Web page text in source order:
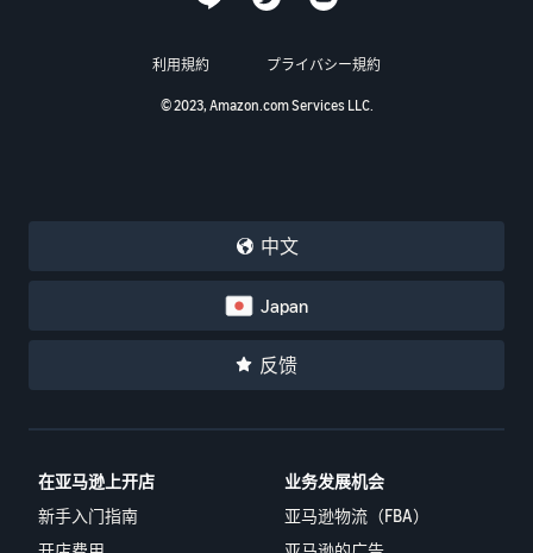
利用規約 プライバシー規約
© 2023, Amazon.com Services LLC.
中文
Japan
反馈
在亚马逊上开店
新手入门指南
业务发展机会
亚马逊物流（FBA）